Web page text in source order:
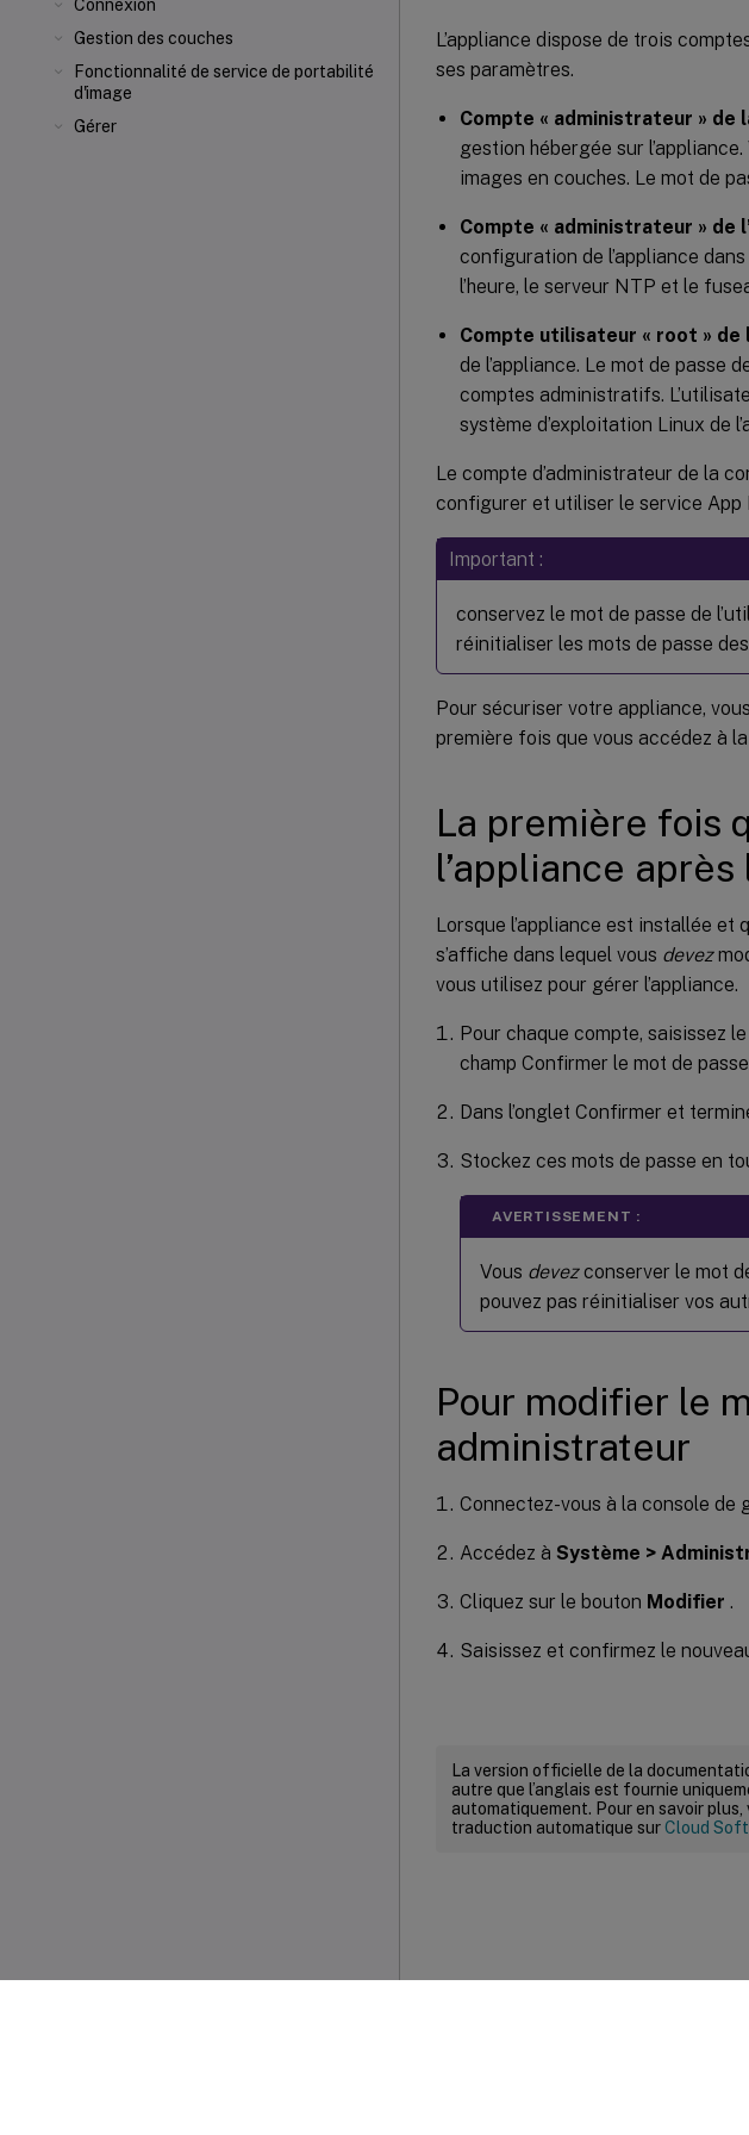
Connexion
Gestion des couches
Fonctionnalité de service de portabilité
d'image
Gérer
L’appliance dispose de trois
ses paramètres.
Compte « administrateur » de
gestion hébergée sur
images en couches. Le mot de
Compte « administrateur » de
configuration de l’appliance
l’heure, le serveur NTP et le
Compte utilisateur « root » de
de l’appliance. Le mot de passe
comptes administratifs.
système d’exploitation Linux de
Le compte d’administrateur de la
configurer et utiliser le service App
Important :
conservez le mot de passe de
réinitialiser les mots de passe
Pour sécuriser votre appliance,
première fois que vous accédez à
La première fois
l’appliance après
Lorsque l’appliance est installée
s’affiche dans lequel vous devez
vous utilisez pour gérer l’appliance.
Pour chaque compte, saisissez
champ Confirmer le mot de
Dans l’onglet Confirmer et
Stockez ces mots de passe en
AVERTISSEMENT :
Vous devezconserver le mot
pouvez pas réinitialiser vos
Pour modifier le
administrateur
Connectez-vous à la console de
Accédez à Système >
Cliquez sur le bouton Modifier .
Saisissez et confirmez le
La version officielle de la
autre que l’anglais est fournie
automatiquement. Pour en savoir
traduction automatique surCloud